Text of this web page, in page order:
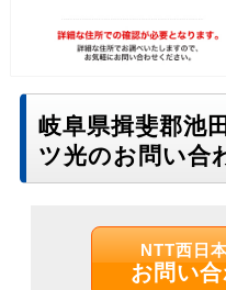
岐阜県揖斐郡池
ツ光のお問い合
NTT西日
お問い